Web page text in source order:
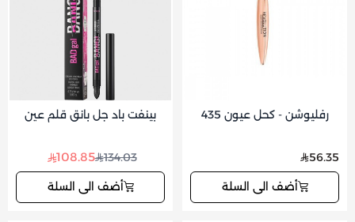
رفليوشن - كحل عيون 435
56.35
أضف الى السلة
بينفت باد جل بانق قلم عين
134.03
108.85
أضف الى السلة